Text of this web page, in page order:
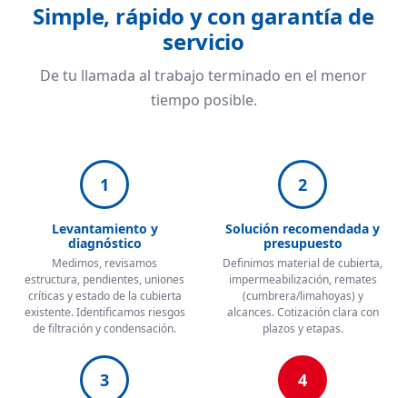
Simple, rápido y con garantía de
servicio
De tu llamada al trabajo terminado en el menor
tiempo posible.
1
Levantamiento y
diagnóstico
Medimos, revisamos
estructura, pendientes, uniones
críticas y estado de la cubierta
existente. Identificamos riesgos
de filtración y condensación.
2
Solución recomendada y
presupuesto
Definimos material de cubierta,
impermeabilización, remates
(cumbrera/limahoyas) y
alcances. Cotización clara con
plazos y etapas.
3 4